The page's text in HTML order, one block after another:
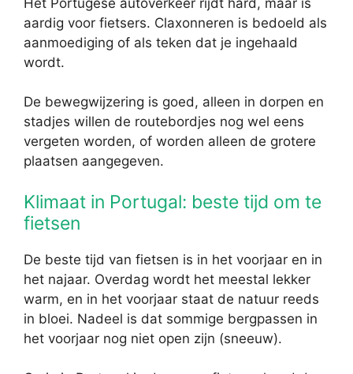
aardig voor fietsers. Claxonneren is bedoeld als
aanmoediging of als teken dat je ingehaald
wordt.
De bewegwijzering is goed, alleen in dorpen en
stadjes willen de routebordjes nog wel eens
vergeten worden, of worden alleen de grotere
plaatsen aangegeven.
Klimaat in Portugal: beste tijd om te
fietsen
De beste tijd van fietsen is in het voorjaar en in
het najaar. Overdag wordt het meestal lekker
warm, en in het voorjaar staat de natuur reeds
in bloei. Nadeel is dat sommige bergpassen in
het voorjaar nog niet open zijn (sneeuw).